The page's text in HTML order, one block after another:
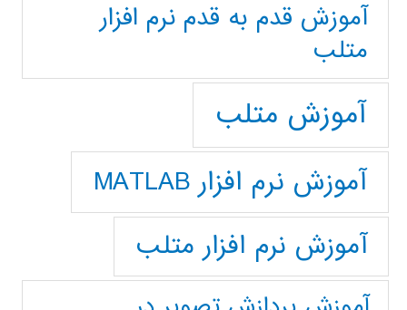
آموزش قدم به قدم نرم افزار
متلب
آموزش متلب
آموزش نرم افزار MATLAB
آموزش نرم افزار متلب